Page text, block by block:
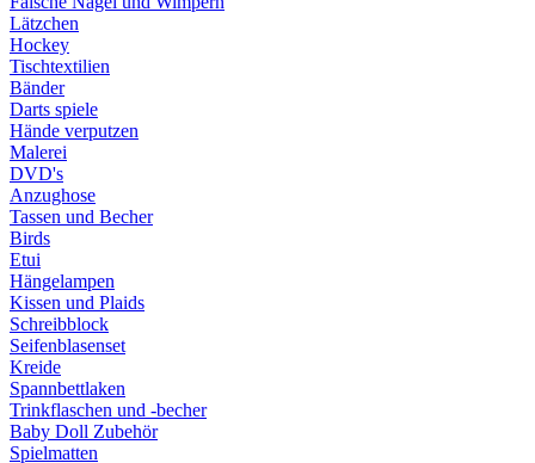
Lätzchen
Hockey
Tischtextilien
Bänder
Darts spiele
Hände verputzen
Malerei
DVD's
Anzughose
Tassen und Becher
Birds
Etui
Hängelampen
Kissen und Plaids
Schreibblock
Seifenblasenset
Kreide
Spannbettlaken
Trinkflaschen und -becher
Baby Doll Zubehör
Spielmatten